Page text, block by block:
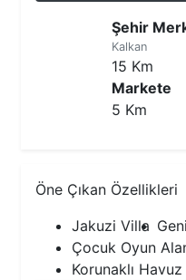
Şehir
Kalkan
15 Km
Markete
5 Km
Öne Çıkan Özellikleri
Jakuzi Villa
Çocuk Oyun
Korunaklı Havuz